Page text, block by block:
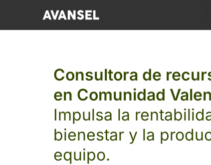
contenido
Consultora de
en Comunidad
Impulsa la
bienestar y la
equipo.